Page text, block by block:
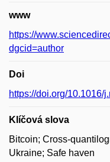
www
https://
dgcid=author
Doi
https://doi.org/10.1016/
Klíčová slova
Bitcoin; Cross-
Ukraine; Safe haven